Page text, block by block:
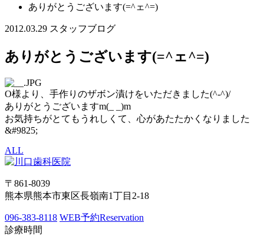
ありがとうございます(=^ェ^=)
2012.03.29 スタッフブログ
ありがとうございます(=^ェ^=)
O様より、手作りのザボン漬けをいただきました(^-^)/
ありがとうございますm(_ _)m
お気持ちがとてもうれしくて、心があたたかくなりました
&#9825;
ALL
〒861-8039
熊本県熊本市東区長嶺南1丁目2-18
096-383-8118 WEB予約Reservation
診療時間